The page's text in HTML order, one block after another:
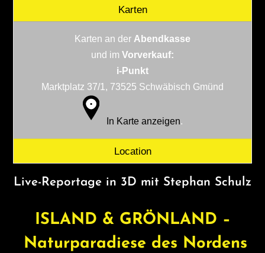
Karten
Karten an der Abendkasse
und im Vorverkauf:
i-Punkt
Marktplatz 37/1, 73525 Schwäbisch Gmünd
In Karte anzeigen.
Location
Live-Reportage in 3D mit Stephan Schulz
ISLAND & GRÖNLAND –
Naturparadiese des Nordens